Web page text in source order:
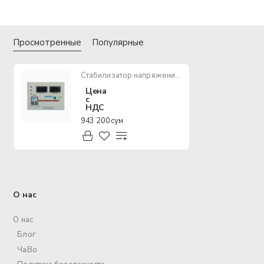
Просмотренные Популярные
Стабилизатор напряжения ANDELI ASV-D2000VA 110-250V
Цена
с
НДС
943 200 сум
О нас
О нас
Блог
ЧаВо